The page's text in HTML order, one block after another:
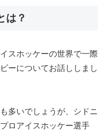
は？
スホッケーの世界で一際
ーについてお話ししまし
多いでしょうが、シドニ
ロアイスホッケー選手